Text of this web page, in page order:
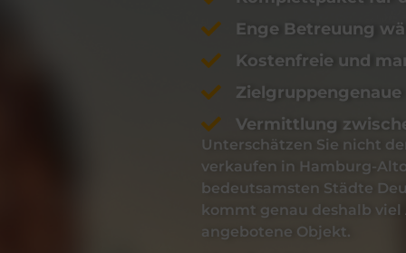
Enge Betreuung
Kostenfreie und
Vermittlung
Unterschätzen Sie nicht
verkaufen in Hamburg-
bedeutsamsten Städte
kommt genau deshalb
angebotene Objekt.